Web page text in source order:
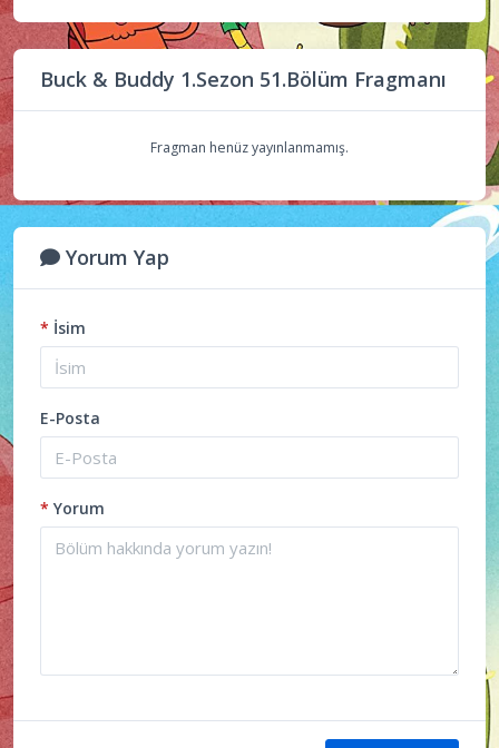
Buck & Buddy 1.Sezon 51.Bölüm Fragmanı
Fragman henüz yayınlanmamış.
Yorum Yap
* İsim
E-Posta
* Yorum